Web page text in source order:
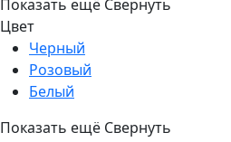
Показать ещё Свернуть
Цвет
Черный
Розовый
Белый
Показать ещё Свернуть